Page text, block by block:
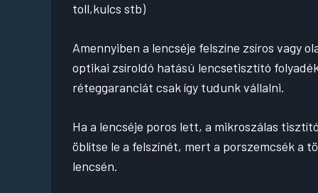
toll,kulcs stb)
Amennyiben a lencséje felszíne zsíros vagy
optikai zsíroldó hatású lencsetisztító
réteggaranciát csak így tudunk vállalni.
Ha a lencséje poros lett, a mikroszálas
öblítse le a felszínét, mert a porszemcsék a
lencsén.